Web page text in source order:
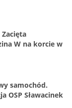
W na korcie w
samochód.
OSP Sławacinek